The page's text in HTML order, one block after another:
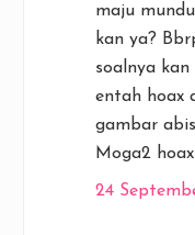
maju
kan ya?
soalnya
entah hoax
gambar
Moga2
24